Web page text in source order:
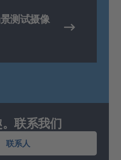
测试摄像
联系我们
联系人